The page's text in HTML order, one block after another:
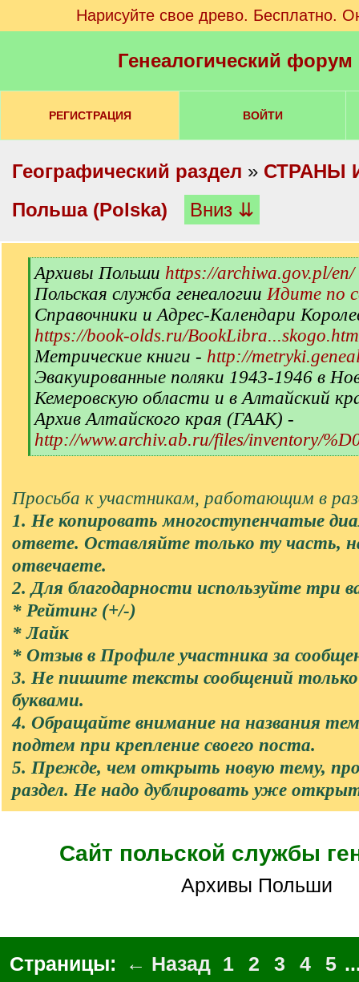
Нарисуйте свое древо. Бесплатно.
Генеалогический
РЕГИСТРАЦИЯ ВОЙТИ
Географический раздел » СТРАНЫ
Польша (Polska)
Вниз ⇊
q
]
Архивы Польши https://archiwa.gov.pl/en/
Польская служба генеалогииИдите по
Справочники и Адрес-Календари
https://book-olds.ru/
Метрические книги - http://
Эвакуированные поляки 1943-1946 в
Кемеровскую области и в Алтайский
Архив Алтайского края (ГААК) -
http://www.archiv.ab.ru/files/inventory/
[
]
Просьба к участникам, работающим в
1. Не копировать многоступенчатые
ответе. Оставляйте только ту часть,
отвечаете.
2. Для благодарности используйте три
* Рейтинг (+/-)
* Лайк
* Отзыв в Профиле участника за
3. Не пишите тексты сообщений
буквами.
4. Обращайте внимание на названия
подтем при крепление своего поста.
5. Прежде, чем открыть новую тему,
раздел. Не надо дублировать уже
Сайт польской службы
Архивы Польши
Страницы: ← Назад 1 2 3 4 5